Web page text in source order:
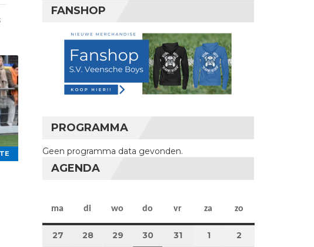
FANSHOP
PROGRAMMA
Geen programma data gevonden.
AGENDA
ma maandag
di dinsdag
wo woensdag
do donderdag
vr vrijdag
za zaterdag
zo
27 27 juli 2026
28 28 juli 2026
29 29 juli 2026
3030 juli 2026
31 31 juli 2026
11 augustus 2026
2